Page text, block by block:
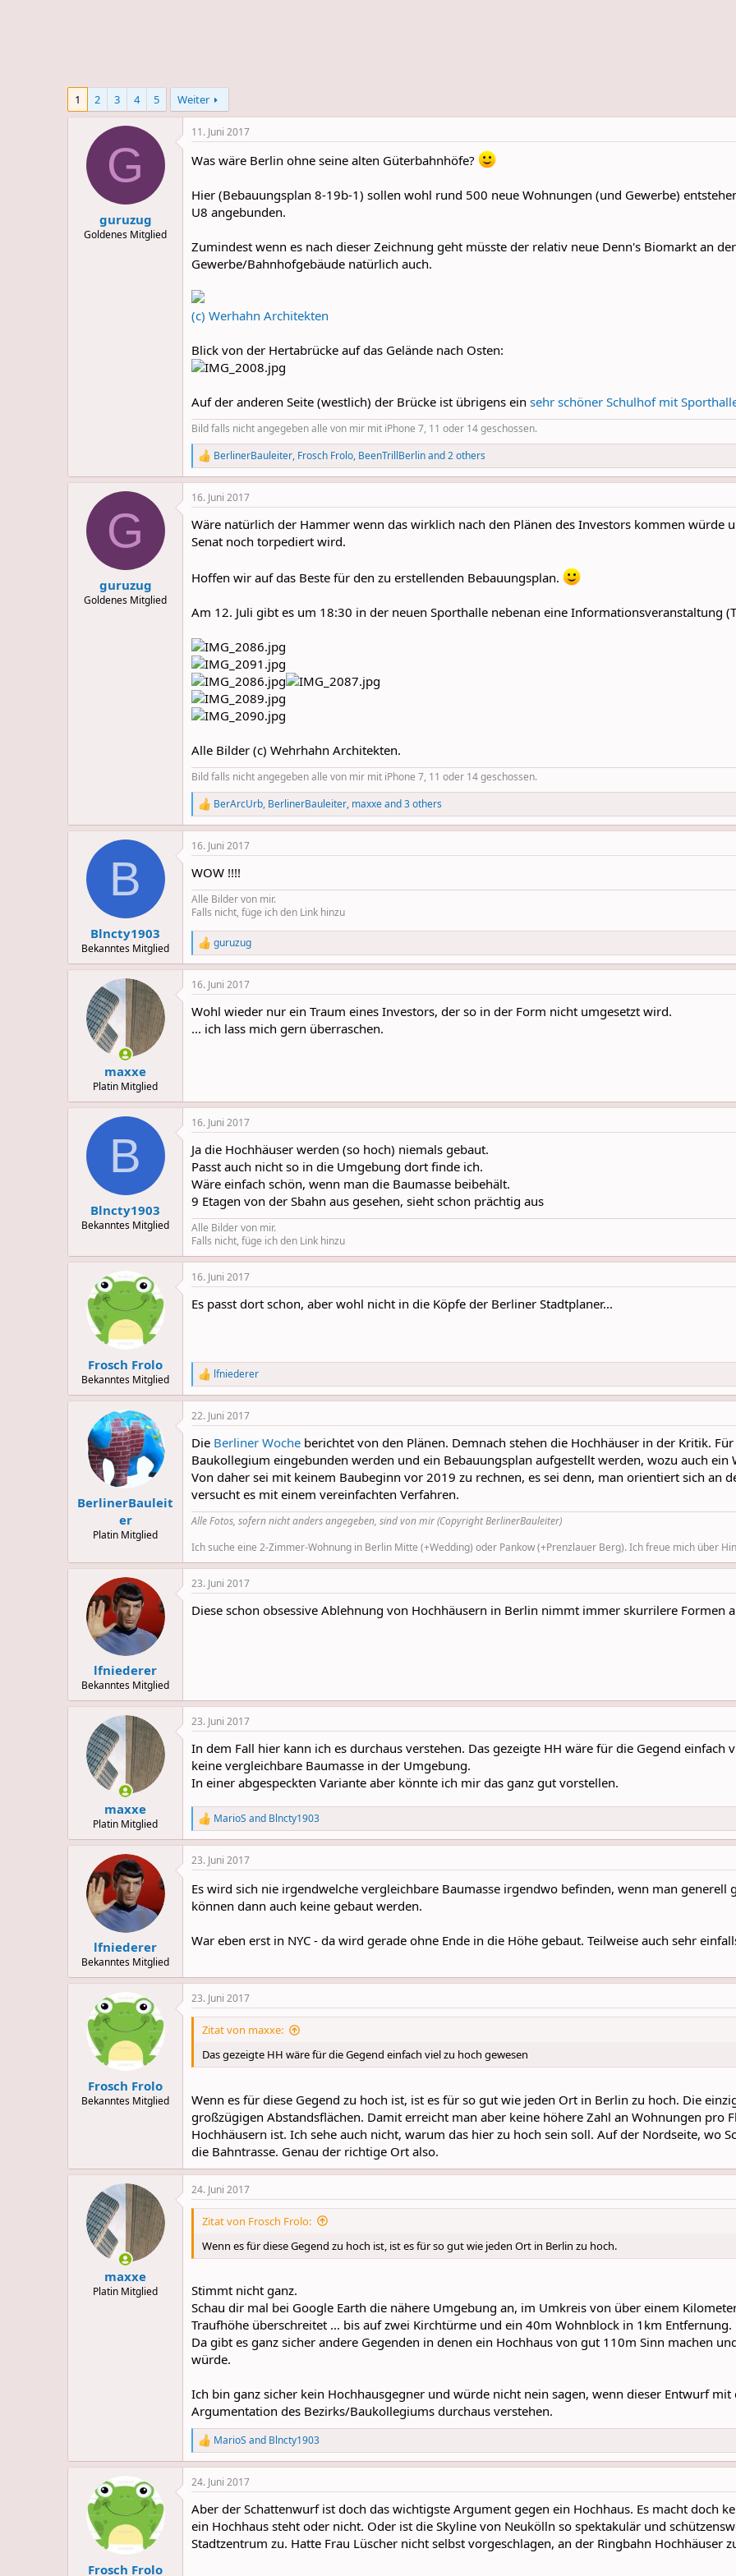
1 2 3 4 5 Weiter
G
guruzug
Goldenes Mitglied
11. Juni 2017
Was wäre Berlin ohne seine alten Güterbahnhöfe?
Hier (Bebauungsplan 8-19b-1) sollen wohl rund 500 neue Wohnungen (und Gewerbe)
U8 angebunden.
Zumindest wenn es nach dieser Zeichnung geht müsste der relativ neue Denn's Biomarkt an
Gewerbe/Bahnhofgebäude natürlich auch.
(c) Werhahn Architekten
Blick von der Hertabrücke auf das Gelände nach Osten:
Auf der anderen Seite (westlich) der Brücke ist übrigens ein sehr schöner Schulhof mit
Bild falls nicht angegeben alle von mir mit iPhone 7, 11 oder 14 geschossen.
R
e
a
c
i
o
:
BerlinerBauleiter, Frosch Frolo, BeenTrillBerlinand 2 others
G
guruzug
Goldenes Mitglied
16. Juni 2017
Wäre natürlich der Hammer wenn das wirklich nach den Plänen des Investors kommen würde
Senat noch torpediert wird.
Hoffen wir auf das Beste für den zu erstellenden Bebauungsplan.
Am 12. Juli gibt es um 18:30 in der neuen Sporthalle nebenan eine Informationsveranstaltung
Alle Bilder (c) Wehrhahn Architekten.
Bild falls nicht angegeben alle von mir mit iPhone 7, 11 oder 14 geschossen.
R
e
a
c
i
o
n
s
:
BerArcUrb, BerlinerBauleiter, maxxeand 3 others
B
Blncty1903
Bekanntes Mitglied
16. Juni 2017
WOW !!!!
Alle Bilder von mir.
Falls nicht, füge ich den Link hinzu
R
e
a
c
i
guruzug
maxxe
Platin Mitglied
16. Juni 2017
Wohl wieder nur ein Traum eines Investors, der so in der Form nicht umgesetzt wird.
... ich lass mich gern überraschen.
B
Blncty1903
Bekanntes Mitglied
16. Juni 2017
Ja die Hochhäuser werden (so hoch) niemals gebaut.
Passt auch nicht so in die Umgebung dort finde ich.
Wäre einfach schön, wenn man die Baumasse beibehält.
9 Etagen von der Sbahn aus gesehen, sieht schon prächtig aus
Alle Bilder von mir.
Falls nicht, füge ich den Link hinzu
Frosch Frolo
Bekanntes Mitglied
16. Juni 2017
Es passt dort schon, aber wohl nicht in die Köpfe der Berliner Stadtplaner...
R
e
a
c
i
o
n
s
:
lfniederer
BerlinerBauleit
er
Platin Mitglied
22. Juni 2017
Die Berliner Woche berichtet von den Plänen. Demnach stehen die Hochhäuser in der Kritik.
Baukollegium eingebunden werden und ein Bebauungsplan aufgestellt werden, wozu auch ein
Von daher sei mit keinem Baubeginn vor 2019 zu rechnen, es sei denn, man orientiert sich an
versucht es mit einem vereinfachten Verfahren.
Alle Fotos, sofern nicht anders angegeben, sind von mir (Copyright BerlinerBauleiter)
Ich suche eine 2-Zimmer-Wohnung in Berlin Mitte (+Wedding) oder Pankow (+Prenzlauer Berg). Ich freue mich über
lfniederer
Bekanntes Mitglied
23. Juni 2017
Diese schon obsessive Ablehnung von Hochhäusern in Berlin nimmt immer skurrilere Formen
maxxe
Platin Mitglied
23. Juni 2017
In dem Fall hier kann ich es durchaus verstehen. Das gezeigte HH wäre für die Gegend einfach
keine vergleichbare Baumasse in der Umgebung.
In einer abgespeckten Variante aber könnte ich mir das ganz gut vorstellen.
R
e
a
c
i
o
n
:
MarioS and Blncty1903
lfniederer
Bekanntes Mitglied
23. Juni 2017
Es wird sich nie irgendwelche vergleichbare Baumasse irgendwo befinden, wenn man generell
können dann auch keine gebaut werden.
War eben erst in NYC - da wird gerade ohne Ende in die Höhe gebaut. Teilweise auch sehr
Frosch Frolo
Bekanntes Mitglied
23. Juni 2017
Zitat von maxxe:
Das gezeigte HH wäre für die Gegend einfach viel zu hoch gewesen
Wenn es für diese Gegend zu hoch ist, ist es für so gut wie jeden Ort in Berlin zu hoch. Die
großzügigen Abstandsflächen. Damit erreicht man aber keine höhere Zahl an Wohnungen pro
Hochhäusern ist. Ich sehe auch nicht, warum das hier zu hoch sein soll. Auf der Nordseite, wo
die Bahntrasse. Genau der richtige Ort also.
maxxe
Platin Mitglied
24. Juni 2017
Zitat von Frosch Frolo:
Wenn es für diese Gegend zu hoch ist, ist es für so gut wie jeden Ort in Berlin zu hoch.
Stimmt nicht ganz.
Schau dir mal bei Google Earth die nähere Umgebung an, im Umkreis von über einem
Traufhöhe überschreitet ... bis auf zwei Kirchtürme und ein 40m Wohnblock in 1km
Da gibt es ganz sicher andere Gegenden in denen ein Hochhaus von gut 110m Sinn machen
würde.
Ich bin ganz sicher kein Hochhausgegner und würde nicht nein sagen, wenn dieser Entwurf
Argumentation des Bezirks/Baukollegiums durchaus verstehen.
R
e
a
c
i
o
n
s
MarioS and Blncty1903
Frosch Frolo
24. Juni 2017
Aber der Schattenwurf ist doch das wichtigste Argument gegen ein Hochhaus. Es macht doch
ein Hochhaus steht oder nicht. Oder ist die Skyline von Neukölln so spektakulär und
Stadtzentrum zu. Hatte Frau Lüscher nicht selbst vorgeschlagen, an der Ringbahn Hochhäuser